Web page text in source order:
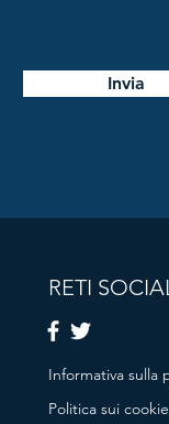
Invia
RETI
Informativa sulla
Politica sui cookie